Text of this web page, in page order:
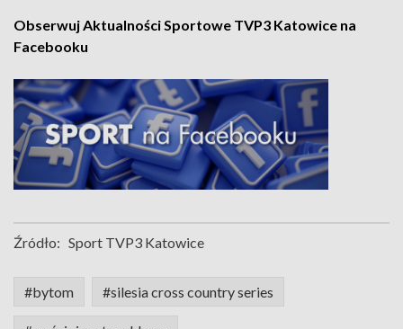
Obserwuj Aktualności Sportowe TVP3 Katowice na
Facebooku
Źródło: Sport TVP3 Katowice
#bytom #silesia cross country series